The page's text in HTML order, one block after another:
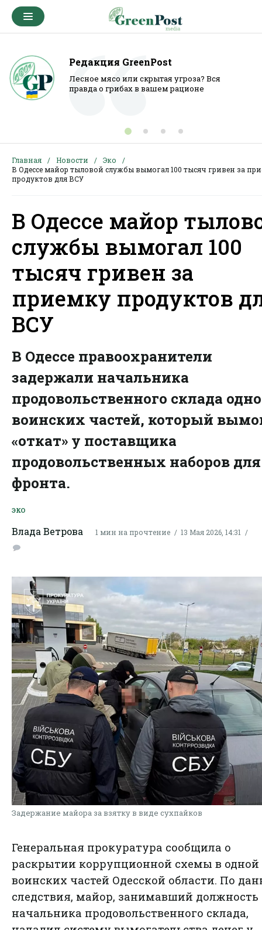
Редакция GreenPost
Лесное мясо или скрытая угроза? Вся
правда о грибах в вашем рационе
Главная Новости
Эко
В Одессе майор тыловой службы вымогал 100 тысяч гривен за
продуктов для ВСУ
В Одессе майор
службы вымогал 100
тысяч гривен за
приемку продуктов
ВСУ
В Одессе правоохранители
задержали начальника
продовольственного склада
воинских частей, который
«откат» у поставщика
продовольственных наборов для
фронта.
ЭКО
Влада Ветрова 1 мин на прочтение 13 Мая 2026, 14:31
Задержание майора за взятку в виде сухпайков
Генеральная прокуратура сообщила о
раскрытии коррупционной схемы в одной
воинских частей Одесской области. По
следствия, майор, занимавший должность
начальника продовольственного склада,